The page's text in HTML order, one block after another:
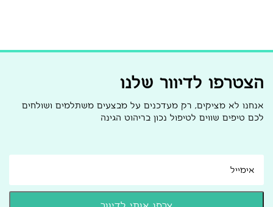
הצטרפו לדיוור שלנו
אנחנו לא מציקים, רק מעדכנים על מבצעים משתלמים ושולחים
לכם טיפים שווים לטיפול נכון בריהוט הגינה